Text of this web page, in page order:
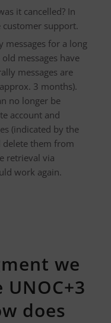
it cancelled? In
customer support.
messages for a long
messages have
messages are
3 months).
no longer be
account and
(indicated by the
delete them from
retrieval via
work again.
we
does